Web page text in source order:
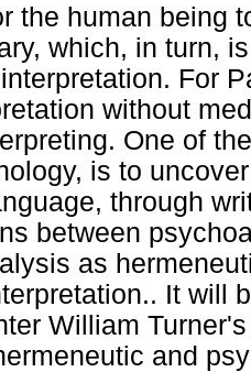
the human being
which, in turn,
For
without
One of
is to
through
between
as
It will
William
and